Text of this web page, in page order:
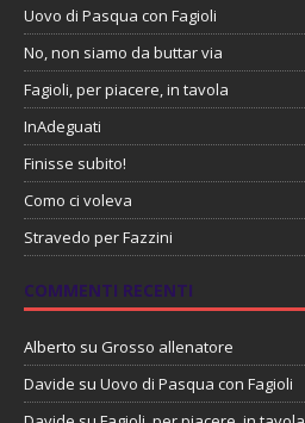
Uovo di Pasqua con Fagioli
No, non siamo da buttar via
Fagioli, per piacere, in tavola
InAdeguati
Finisse subito!
Como ci voleva
Stravedo per Fazzini
COMMENTI RECENTI
Alberto su Grosso allenatore
Davide su Uovo di Pasqua con Fagioli